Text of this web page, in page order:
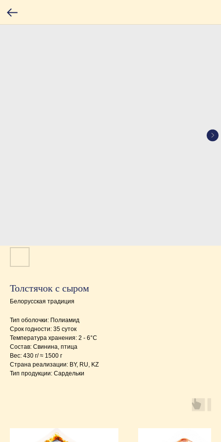
Толстячок с сыром
Белорусская традиция
Тип оболочки: Полиамид
Срок годности: 35 суток
Температура хранения: 2 - 6°C
Состав: Свинина, птица
Вес: 430 г/ ≈ 1500 г
Страна реализации: BY, RU, KZ
Тип продукции: Сардельки